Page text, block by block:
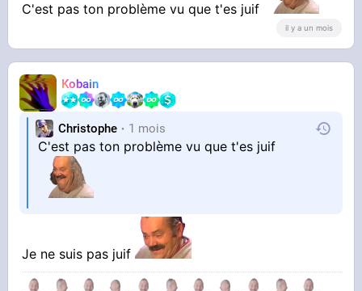
C'est pas ton problème vu que t'es juif
il y a un mois
Kobain
Christophe 1 mois
C'est pas ton problème vu que t'es juif
Je ne suis pas juif